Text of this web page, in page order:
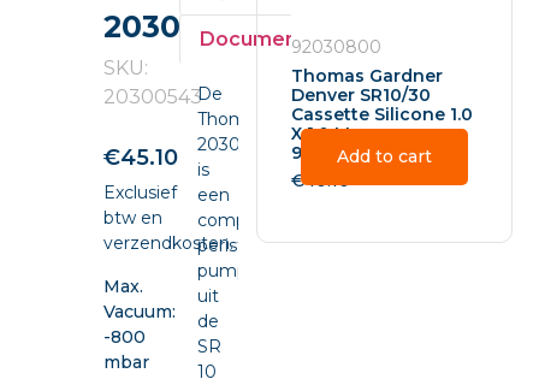
20300543
SKU:
20300543
€45.10
Exclusief
btw en
verzendkosten.
Max.
Vacuum:
-800
mbar
Documenten
De
Thomas
20300543
is
een
compacte
peristaltic
pump
uit
de
SR
10
92030800
Thomas Gardner
Denver SR10/30
Cassette Silicone 1.0
X 1.0 Mm –
92030800
€40.10
Add to cart